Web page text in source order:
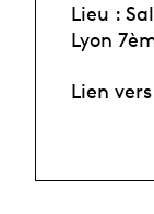
Lieu :
Lyon
Lien